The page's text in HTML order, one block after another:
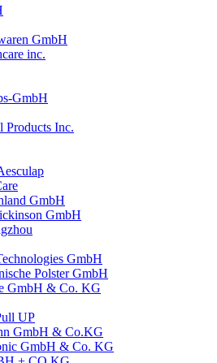
GmbH
inc.
GmbH
Products Inc.
GmbH
GmbH
GmbH
Polster GmbH
GmbH & Co. KG
UP
GmbH & Co.KG
GmbH & Co. KG